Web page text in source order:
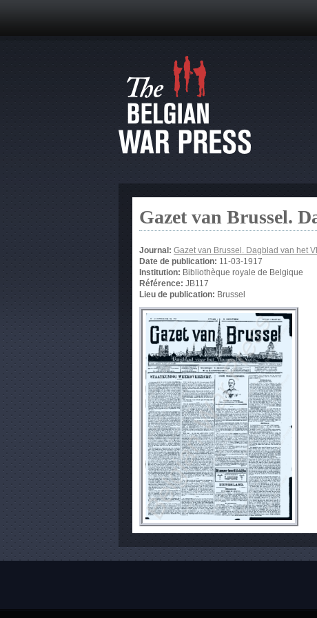
Gazet van Brussel.
Journal: Gazet van Brussel. Dagblad van het
Date de publication: 11-03-1917
Institution: Bibliothèque royale de Belgique
Référence: JB117
Lieu de publication: Brussel